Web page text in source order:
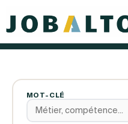
MOT-CLÉ